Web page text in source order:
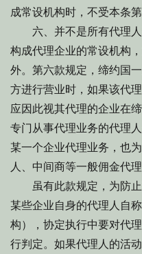
成常设机构时，不受本条
六、并不是所有代理人
构成代理企业的常设机构
外。第六款规定，缔约国
方进行营业时，如果该代
应因此视其代理的企业在
专门从事代理业务的代理
某一个企业代理业务，也
人、中间商等一般佣金代
虽有此款规定，为防止
某些企业自身的代理人自
构），协定执行中要对代
行判定。如果代理人的活